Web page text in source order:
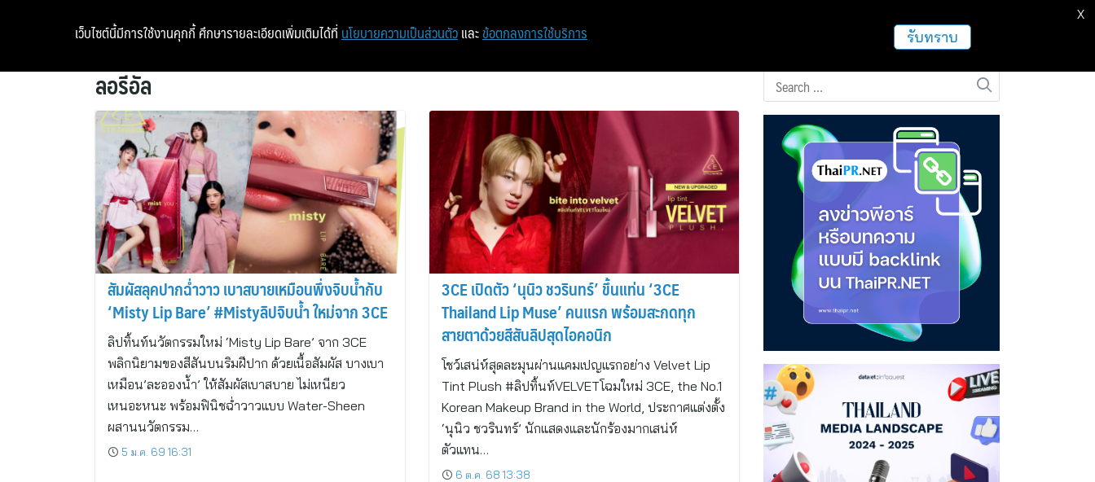
หน้าแรก ท่องเที่ยว ฝากข่าวประชาสัมพันธ์
ลอรีอัล
สัมผัสลุคปากฉ่ำวาว เบาสบายเหมือนพึ่งจิบน้ำกับ
‘Misty Lip Bare’ #Mistyลิปจิบน้ำ ใหม่จาก 3CE
ลิปทิ้นท์นวัตกรรมใหม่ ‘Misty Lip Bare’ จาก 3CE
พลิกนิยามของสีสันบนริมฝีปาก ด้วยเนื้อสัมผัส บางเบา
เหมือน’ละอองน้ำ’ ให้สัมผัสเบาสบาย ไม่เหนียว
เหนอะหนะ พร้อมฟินิชฉ่ำวาวแบบ Water-Sheen
ผสานนวัตกรรม…
5 ม.ค. 69 16:31
3CE เปิดตัว ‘นุนิว ชวรินทร์’ ขึ้นแท่น ‘3CE
Thailand Lip Muse’ คนแรก พร้อมสะกดทุก
สายตาด้วยสีสันลิปสุดไอคอนิก
โชว์เสน่ห์สุดละมุนผ่านแคมเปญแรกอย่าง Velvet Lip
Tint Plush #ลิปทิ้นท์VELVETโฉมใหม่ 3CE, the No.1
Korean Makeup Brand in the World, ประกาศแต่งตั้ง
‘นุนิว ชวรินทร์’ นักแสดงและนักร้องมากเสน่ห์
ตัวแทน…
6 ต.ค. 68 13:38
เว็บไซต์นี้มีการใช้งานคุกกี้ ศึกษารายละเอียดเพิ่มเติมได้ที่ นโยบายความเป็นส่วนตัว และ ข้อตกลงการใช้บริการ รับทราบ
X